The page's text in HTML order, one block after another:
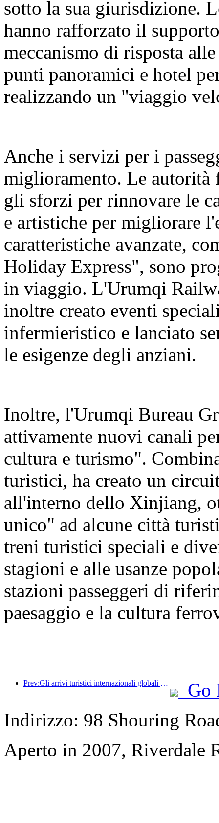
sotto la sua giurisdizione.
hanno rafforzato il
meccanismo di risposta
punti panoramici e hotel
realizzando un "viaggio
Anche i servizi per i
miglioramento. Le autorità
gli sforzi per rinnovare le
e artistiche per migliorare
caratteristiche avanzate,
Holiday Express", sono
in viaggio. L'Urumqi
inoltre creato eventi
infermieristico e lanciato
le esigenze degli anziani.
Inoltre, l'Urumqi Bureau
attivamente nuovi canali
cultura e turismo".
turistici, ha creato un
all'interno dello Xinjiang,
unico" ad alcune città
treni turistici speciali e
stagioni e alle usanze
stazioni passeggeri di
paesaggio e la cultura
Prev:Gli arrivi turistici internazionali globali sono aumentati del 5% su base annua nella prima metà dell'anno
Go
Indirizzo: 98 Shouring
Aperto in 2007, Riverdale